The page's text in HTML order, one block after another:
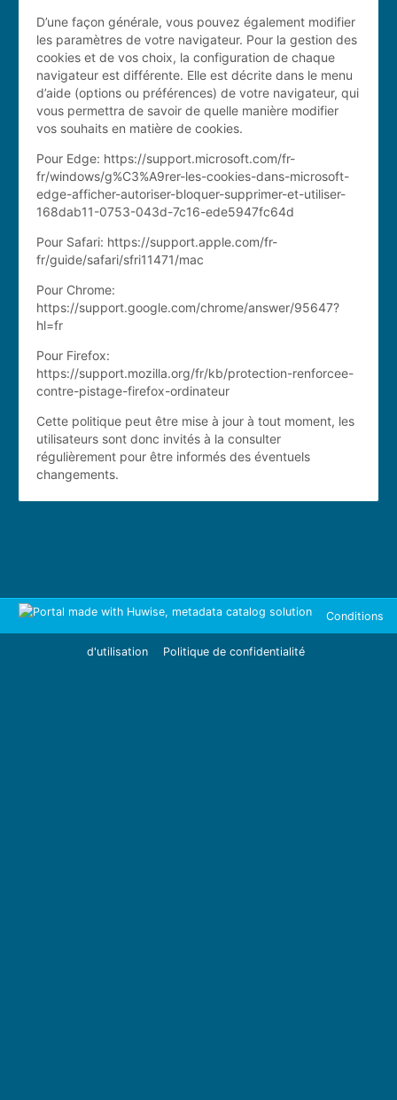
D’une façon générale, vous pouvez également modifier
les paramètres de votre navigateur. Pour la gestion des
cookies et de vos choix, la configuration de chaque
navigateur est différente. Elle est décrite dans le menu
d’aide (options ou préférences) de votre navigateur, qui
vous permettra de savoir de quelle manière modifier
vos souhaits en matière de cookies.
Pour Edge: https://support.microsoft.com/fr-
fr/windows/g%C3%A9rer-les-cookies-dans-microsoft-
edge-afficher-autoriser-bloquer-supprimer-et-utiliser-
168dab11-0753-043d-7c16-ede5947fc64d
Pour Safari: https://support.apple.com/fr-
fr/guide/safari/sfri11471/mac
Pour Chrome:
https://support.google.com/chrome/answer/95647?
hl=fr
Pour Firefox:
https://support.mozilla.org/fr/kb/protection-renforcee-
contre-pistage-firefox-ordinateur
Cette politique peut être mise à jour à tout moment, les
utilisateurs sont donc invités à la consulter
régulièrement pour être informés des éventuels
changements.
Conditions
d'utilisation Politique de confidentialité